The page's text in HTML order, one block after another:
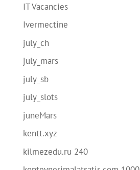
IT Vacancies
Ivermectine
july_ch
july_mars
july_sb
july_slots
juneMars
kentt.xyz
kilmezedu.ru 240